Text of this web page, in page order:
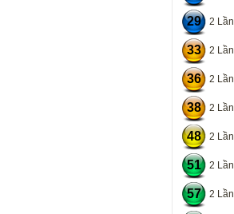
29 2 Lần
33 2 Lần
36 2 Lần
38 2 Lần
48 2 Lần
51 2 Lần
57 2 Lần